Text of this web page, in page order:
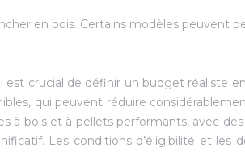
en bois. Certains modèles peuvent
est crucial de définir un budget réaliste
qui peuvent réduire
à bois et à pellets performants, avec
Les conditions d’éligibilité et les